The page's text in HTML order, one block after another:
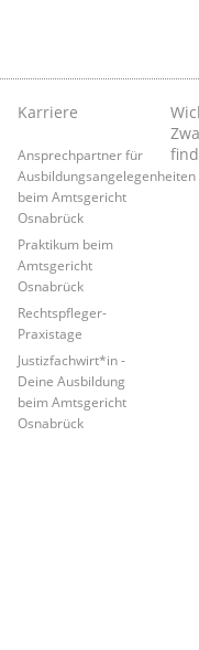
Karriere
Ansprechpartner für
Ausbildungsangelegenheiten
beim Amtsgericht
Osnabrück
Praktikum beim
Amtsgericht
Osnabrück
Rechtspfleger-
Praxistage
Justizfachwirt*in -
Deine Ausbildung
beim Amtsgericht
Osnabrück